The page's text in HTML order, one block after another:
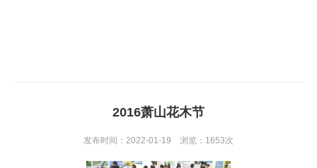
2016萧山花木节
发布时间：2022-01-19 浏览：1653次